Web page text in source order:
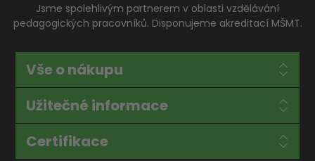
Jsme spolehlivým partnerem v oblasti vzdělávání
pedagogických pracovníků. Disponujeme akreditací MŠMT.
Vše o nákupu
Užitečné informace
Certifikace